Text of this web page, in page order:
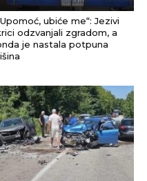
ubiće me“: Jezivi
odzvanjali zgradom, a
je nastala potpuna